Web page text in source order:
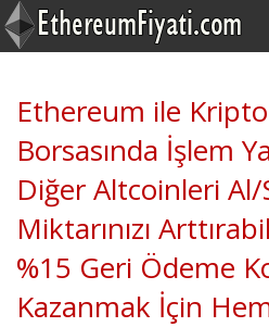
Ethereum ile
Borsasında İşlem
Diğer Altcoinleri Al/
Miktarınızı
%15 Geri Ödeme
Kazanmak İçin